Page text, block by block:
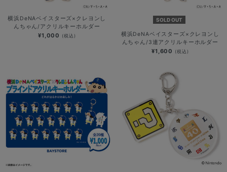
横浜DeNAベイスターズ×クレヨンし
んちゃん/アクリルキーホルダー
¥1,000 (税込)
SOLD OUT
横浜DeNAベイスターズ×クレヨンし
んちゃん/3連アクリルキーホルダー
¥1,600 (税込)